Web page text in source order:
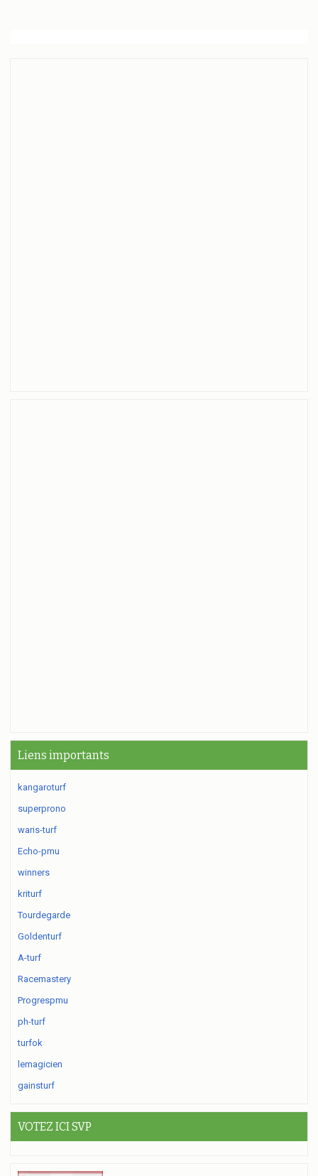
Liens importants
kangaroturf
superprono
waris-turf
Echo-pmu
winners
kriturf
Tourdegarde
Goldenturf
A-turf
Racemastery
Progrespmu
ph-turf
turfok
lemagicien
gainsturf
VOTEZ ICI SVP